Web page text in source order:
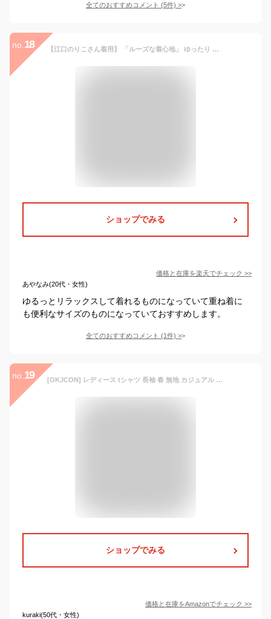
全てのおすすめコメント (5件) >
no. 18 【江口のりこさん着用】 「ルーズな着心地」 ゆったり カットソー 柔らか ヘンリーネック Tシャツ トップス レディース ロンT ロングTシャツ ロング レイヤード リブ 無地 長袖 丸首 Uネック 体型カバー 黒 白 秋 冬 ボタン トレーナー 重ね着 HUG.U
ショップでみる
価格と在庫を楽天でチェック >>
あやなみ(20代・女性)
ゆるっとリラックスして着れるものになっていて重ね着に
も便利なサイズのものになっていておすすめします。
全てのおすすめコメント (1件) >
no. 19 [OKJCON] レディース tシャツ 長袖 春 無地 カジュアル おしゃれ 大きいサイズ (JP, アルファベット, L, ホワイト)
ショップでみる
価格と在庫をAmazonでチェック >>
kuraki(50代・女性)